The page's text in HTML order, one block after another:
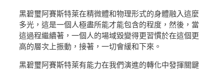
黑碧璽阿賽斯特萊在精微體和物理形式的身體融入這麼
多光，這是一個人極盡所能才能包含的程度，然後，當
這過程繼續著，一個人的場域毀變得更習慣於在這個更
高的層次上振動，接著，一切會緩和下來。
黑碧璽阿賽斯特萊有能力在我們演進的轉化中發揮關鍵